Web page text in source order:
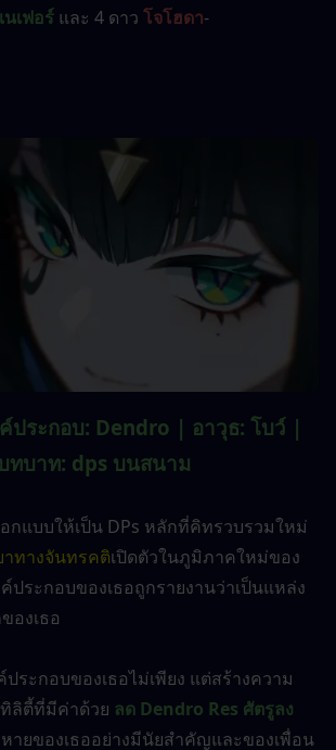
นเฟอร์ และ 4 ดาว โจโฮดา-
ประกอบ: Dendro | อาวุธ: โบว์ |
ทบาท: dps บนสนาม
กแบบให้เป็น DPs หลักที่คิทรวบรวมใหม่
ทางจันทรคติเปิดตัวในภูมิภาคใหม่ของ
ประกอบของเธอถูกรายงานว่าเป็นแหล่ง
องเธอ
ประกอบของเธอไม่เพียง แต่สร้างความ
ทิลิตี้ที่มีค่าด้วย ลด Dendro Res ศัตรูลง
ายของเธออย่างมีนัยสำคัญและของเพื่อน